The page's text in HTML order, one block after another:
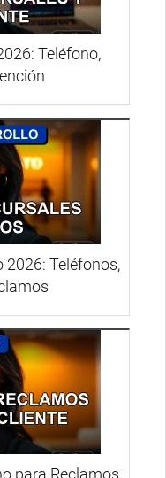
Teléfono,
Teléfonos,
para Reclamos